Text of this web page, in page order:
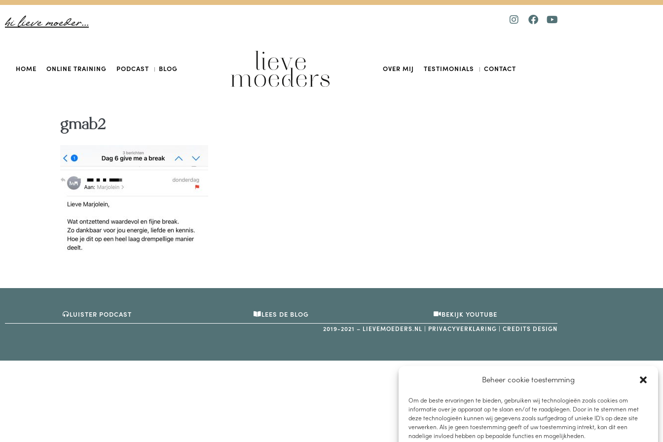
Beheer cookie toestemming
Om de beste ervaringen te bieden, gebruiken wij technologieën zoals cookies om
informatie over je apparaat op te slaan en/of te raadplegen. Door in te stemmen met
deze technologieën kunnen wij gegevens zoals surfgedrag of unieke ID's op deze site
verwerken. Als je geen toestemming geeft of uw toestemming intrekt, kan dit een
nadelige invloed hebben op bepaalde functies en mogelijkheden.
hi lieve moeder...
HOME ONLINE TRAINING PODCAST BLOG OVER MIJ TESTIMONIALS CONTACT
gmab2
LUISTER PODCAST LEES DE BLOG BEKIJK YOUTUBE
2019-2021 – LIEVEMOEDERS.NL | PRIVACYVERKLARING | CREDITS DESIGN